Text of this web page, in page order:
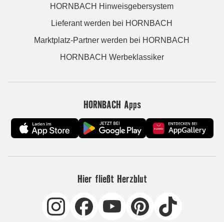
HORNBACH Hinweisgebersystem
Lieferant werden bei HORNBACH
Marktplatz-Partner werden bei HORNBACH
HORNBACH Werbeklassiker
HORNBACH Apps
Hier fließt Herzblut